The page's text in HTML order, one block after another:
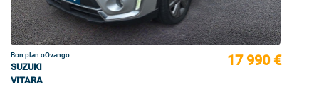
Bon plan oOvango
SUZUKI
VITARA
17 990 €